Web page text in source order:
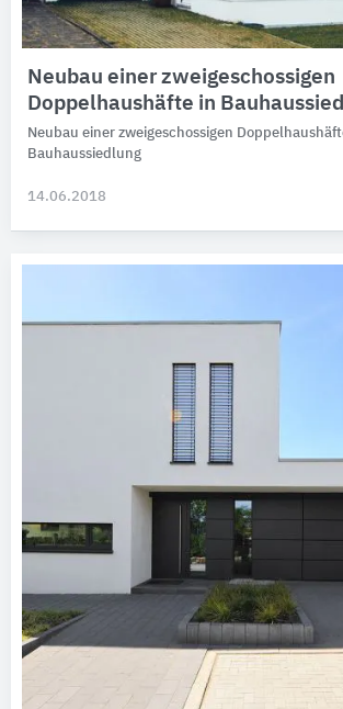
Neubau einer zweigeschossigen
Doppelhaushäfte in
Neubau einer zweigeschossigen
Bauhaussiedlung
14.06.2018